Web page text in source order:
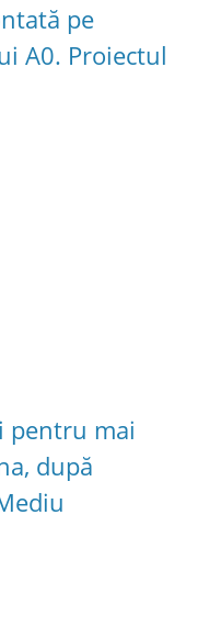
pe
A0. Proiectul
pentru mai
după